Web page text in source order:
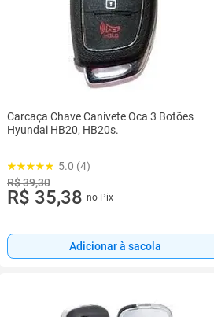
Carcaça Chave Canivete Oca 3 Botões
Hyundai HB20, HB20s.
5.0 (4)
R$ 39,30
R$ 35,38 no Pix
Adicionar à sacola